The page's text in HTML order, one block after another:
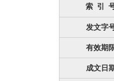
索 引
发文字
有效期
成文日